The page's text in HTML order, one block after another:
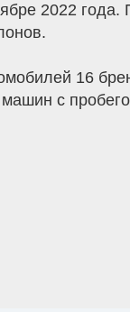
2022 года.
16
с